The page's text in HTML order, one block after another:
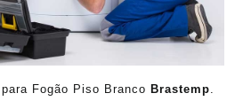
Fogão Piso Branco Brastemp